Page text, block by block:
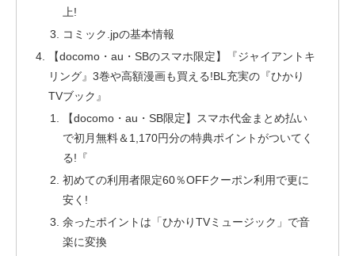
上!
コミック.jpの基本情報
【docomo・au・SBのスマホ限定】『ジャイアントキ
リング』3巻や高額漫画も買える!BL充実の『ひかり
TVブック』
【docomo・au・SB限定】スマホ代金まとめ払い
で初月無料＆1,170円分の特典ポイントがついてく
る!『
初めての利用者限定60％OFFクーポン利用で更に
安く!
余ったポイントは「ひかりTVミュージック」で音
楽に変換